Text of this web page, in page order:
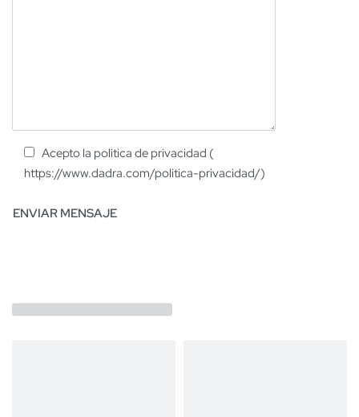
Acepto la politica de privacidad (
https://www.dadra.com/politica-privacidad/)